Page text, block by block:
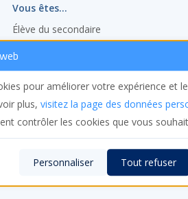
pour améliorer votre expérience et
plus, visitez la page des données
contrôler les cookies que vous
Tout refuser
Personnaliser
Vous êtes...
Élève du secondaire
Adulte en reprise d’études
Étudiant en échange
Enseignant ou chercheur